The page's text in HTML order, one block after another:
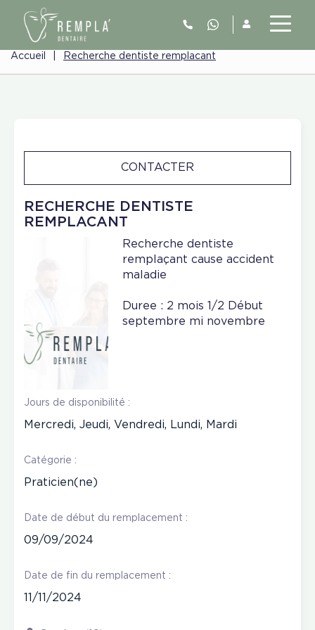
Accueil Recherche dentiste remplacant
RECHERCHE DENTISTE
REMPLACANT
CONTACTER
Recherche dentiste
remplaçant cause accident
maladie
Duree : 2 mois 1/2 Début
septembre mi novembre
Jours de disponibilité :
Mercredi, Jeudi, Vendredi, Lundi, Mardi
Catégorie :
Praticien(ne)
Date de début du remplacement :
09/09/2024
Date de fin du remplacement :
11/11/2024